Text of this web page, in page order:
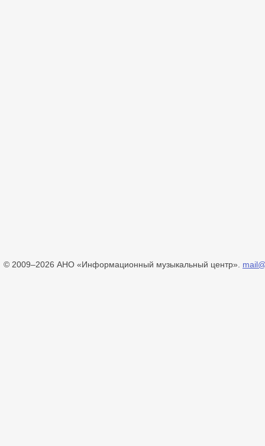
© 2009–2026 АНО «Информационный музыкальный центр».